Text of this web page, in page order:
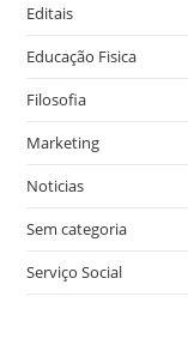
Editais
Educação Fisica
Filosofia
Marketing
Noticias
Sem categoria
Serviço Social